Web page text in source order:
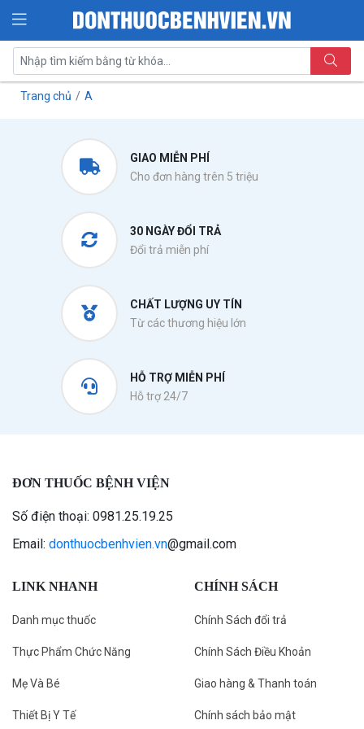
Trang chủ A
GIAO MIỄN PHÍ
Cho đơn hàng trên 5 triệu
30 NGÀY ĐỔI TRẢ
Đổi trả miễn phí
CHẤT LƯỢNG UY TÍN
Từ các thương hiệu lớn
HỖ TRỢ MIỄN PHÍ
Hỗ trợ 24/7
ĐƠN THUỐC BỆNH VIỆN
Số điện thoại: 0981.25.19.25
Email: donthuocbenhvien.vn@gmail.com
LINK NHANH
Danh mục thuốc
Thực Phẩm Chức Năng
Mẹ Và Bé
Thiết Bị Y Tế
CHÍNH SÁCH
Chính Sách đổi trả
Chính Sách Điều Khoản
Giao hàng & Thanh toán
Chính sách bảo mật